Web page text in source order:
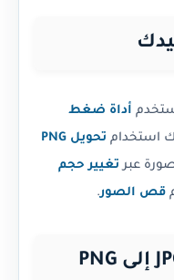
أداة ضغط
استخدام
تحويل PNG
عبر تغيير حجم
قص الصور.